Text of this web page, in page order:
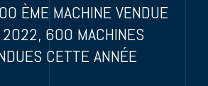
ÈME MACHINE VENDUE
2022, 600 MACHINES
CETTE ANNÉE